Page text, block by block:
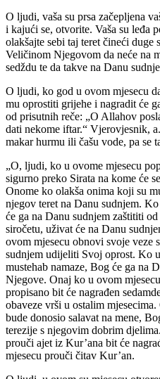
O ljudi, vaša su prsa začepljena
i kajući se, otvorite. Vaša su leđa
olakšajte sebi taj teret čineći duge
Veličinom Njegovom da neće na
sedždu te da takve na Danu
O ljudi, ko god u ovom mjesecu
mu oprostiti grijehe i nagradit će
od prisutnih reče: „O Allahov
dati nekome iftar.“ Vjerovjesnik,
makar hurmu ili čašu vode, pa se
„O, ljudi, ko u ovome mjesecu
sigurno preko Sirata na kome će
Onome ko olakša onima koji su
njegov teret na Danu sudnjem.
će ga na Danu sudnjem zaštititi
siročetu, uživat će na Danu
ovom mjesecu obnovi svoje veze
sudnjem udijeliti Svoj oprost. Ko
mustehab namaze, Bog će ga na
Njegove. Onaj ko u ovom
propisano bit će nagrađen
obaveze vrši u ostalim
bude donosio salavat na mene,
terezije s njegovim dobrim
prouči ajet iz Kur’ana bit će
mjesecu prouči čitav Kur’an.